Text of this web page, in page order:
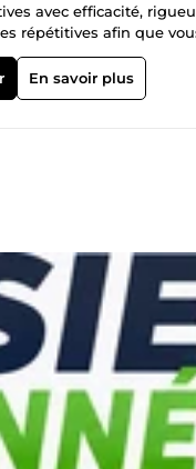
avec efficacité,
répétitives afin que
administrative à
bases de données ✅
✅ Transcription audio
besoin.
En savoir plus